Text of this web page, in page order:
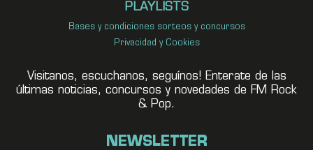
PLAYLISTS
Bases y condiciones sorteos y concursos
Privacidad y Cookies
Visitanos, escuchanos, seguínos! Enterate de las
últimas noticias, concursos y novedades de FM Rock
& Pop.
NEWSLETTER